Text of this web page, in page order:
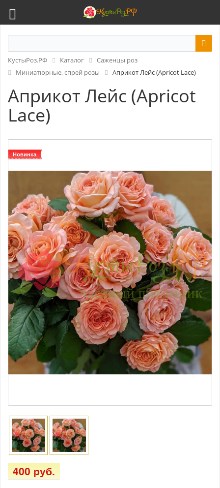
КустыРоз.РФ Каталог
Саженцы роз
Миниатюрные, спрей розы
Априкот Лейс (Apricot Lace)
Априкот Лейс (Apricot
Lace)
Новинка
400 руб.